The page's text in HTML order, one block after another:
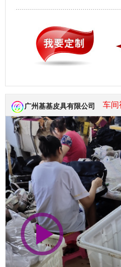
市商会会员单位
广州基基皮具有限公司 车间